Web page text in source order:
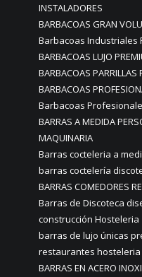
INSTALADORES
BARBACOAS GRAN
Barbacoas Industriales
BARBACOAS LUJO
BARBACOAS PARRILLAS
BARBACOAS
Barbacoas
BARRAS A MEDIDA
MAQUINARIA
Barras cocteleria a
barras coctelería
BARRAS COMEDORES
Barras de Discoteca
construcción Hosteleria
barras de lujo únicas
restaurantes hosteleria
BARRAS EN ACERO